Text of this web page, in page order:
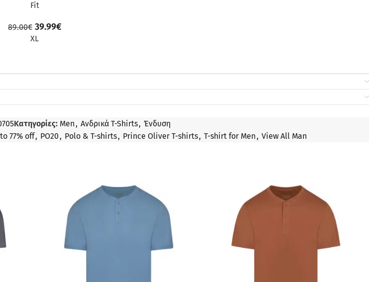
Fit
89.00€ 39.99€
XL
Κατηγορίες: Men, Ανδρικά T-Shirts, Ένδυση
77% off, PO20, Polo & T-shirts, Prince Oliver T-shirts, T-shirt for Men, View All Man
ΠΡΟΣΦΟΡΆ ΠΡΟΣΦΟΡΆ